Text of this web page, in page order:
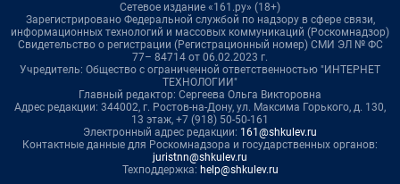
Сетевое издание «161.ру» (18+)
Зарегистрировано Федеральной службой по надзору в сфере связи,
информационных технологий и массовых коммуникаций (Роскомнадзор)
Свидетельство о регистрации (Регистрационный номер) СМИ ЭЛ № ФС
77– 84714 от 06.02.2023 г.
Учредитель: Общество с ограниченной ответственностью "ИНТЕРНЕТ
ТЕХНОЛОГИИ"
Главный редактор: Сергеева Ольга Викторовна
Адрес редакции: 344002, г. Ростов-на-Дону, ул. Максима Горького, д. 130,
13 этаж, +7 (918) 50-50-161
Электронный адрес редакции: 161@shkulev.ru
Контактные данные для Роскомнадзора и государственных органов:
juristnn@shkulev.ru
Техподдержка: help@shkulev.ru